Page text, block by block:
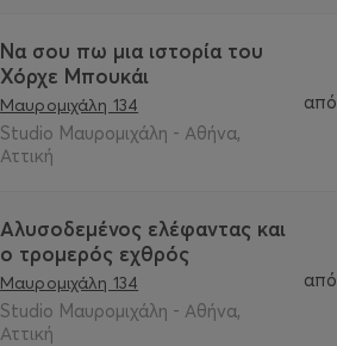
Να σου πω μια ιστορία του
Χόρχε Μπουκάι
Μαυρομιχάλη 134
Studio Μαυρομιχάλη - Αθήνα,
Αττική
από
Αλυσοδεμένος ελέφαντας και
ο τρομερός εχθρός
Μαυρομιχάλη 134
Studio Μαυρομιχάλη - Αθήνα,
Αττική
από